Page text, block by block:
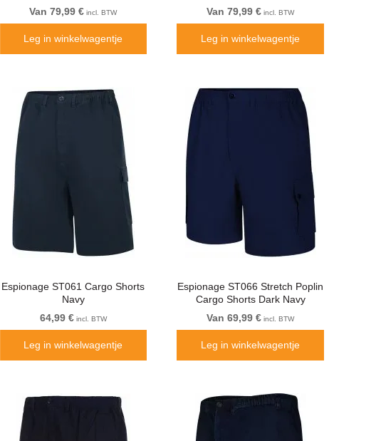
Van 79,99 € incl. BTW
Leg in winkelwagentje
Van 79,99 € incl. BTW
Leg in winkelwagentje
Espionage ST061 Cargo Shorts
Navy
64,99 €incl. BTW
Leg in winkelwagentje
Espionage ST066 Stretch Poplin
Cargo Shorts Dark Navy
Van 69,99 € incl. BTW
Leg in winkelwagentje